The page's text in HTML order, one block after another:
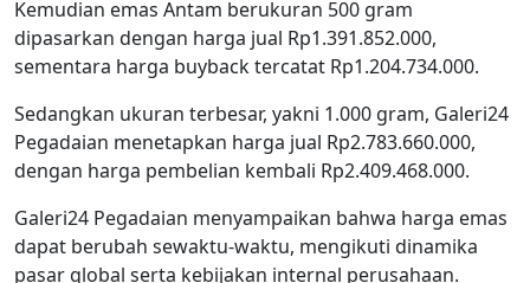
Kemudian emas Antam berukuran 500 gram
dipasarkan dengan harga jual Rp1.391.852.000,
sementara harga buyback tercatat Rp1.204.734.000.
Sedangkan ukuran terbesar, yakni 1.000 gram, Galeri24
Pegadaian menetapkan harga jual Rp2.783.660.000,
dengan harga pembelian kembali Rp2.409.468.000.
Galeri24 Pegadaian menyampaikan bahwa harga emas
dapat berubah sewaktu-waktu, mengikuti dinamika
pasar global serta kebijakan internal perusahaan.